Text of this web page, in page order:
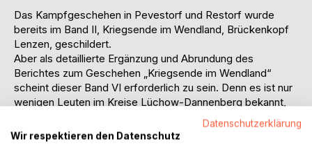
Das Kampfgeschehen in Pevestorf und Restorf wurde
bereits im Band II, Kriegsende im Wendland, Brückenkopf
Lenzen, geschildert.
Aber als detaillierte Ergänzung und Abrundung des
Berichtes zum Geschehen „Kriegsende im Wendland“
scheint dieser Band VI erforderlich zu sein. Denn es ist nur
wenigen Leuten im Kreise Lüchow-Dannenberg bekannt,
wie viele Opfer dieses blutige Desaster auf beiden Seiten
gebracht hat. Ebenso ist nur wenigen Leuten bekannt,
Datenschutzerklärung
Wir respektieren den Datenschutz